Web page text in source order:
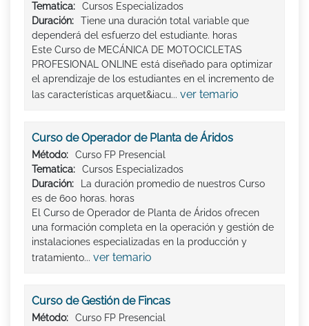
Tematica:
Cursos Especializados
Duración:
Tiene una duración total variable que
dependerá del esfuerzo del estudiante. horas
Este Curso de MECÁNICA DE MOTOCICLETAS
PROFESIONAL ONLINE está diseñado para optimizar
el aprendizaje de los estudiantes en el incremento de
las características arquet&iacu... ver temario
Curso de Operador de Planta de Áridos
Método:
Curso FP Presencial
Tematica:
Cursos Especializados
Duración:
La duración promedio de nuestros Curso
es de 600 horas. horas
El Curso de Operador de Planta de Áridos ofrecen
una formación completa en la operación y gestión de
instalaciones especializadas en la producción y
tratamiento... ver temario
Curso de Gestión de Fincas
Método:
Curso FP Presencial